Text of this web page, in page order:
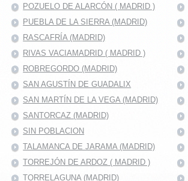
POZUELO DE ALARCÓN ( MADRID )
PUEBLA DE LA SIERRA (MADRID)
RASCAFRÍA (MADRID)
RIVAS VACIAMADRID ( MADRID )
ROBREGORDO (MADRID)
SAN AGUSTÍN DE GUADALIX
SAN MARTÍN DE LA VEGA (MADRID)
SANTORCAZ (MADRID)
SIN POBLACION
TALAMANCA DE JARAMA (MADRID)
TORREJÓN DE ARDOZ ( MADRID )
TORRELAGUNA (MADRID)